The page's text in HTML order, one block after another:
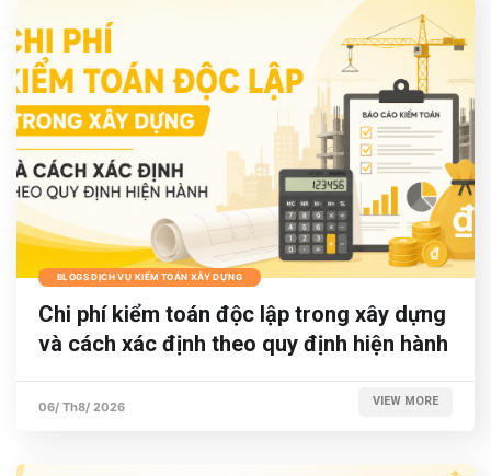
BLOGS DỊCH VỤ KIỂM TOÁN XÂY DỰNG
Chi phí kiểm toán độc lập trong xây dựng
và cách xác định theo quy định hiện hành
06/ Th8/ 2026 VIEW MORE